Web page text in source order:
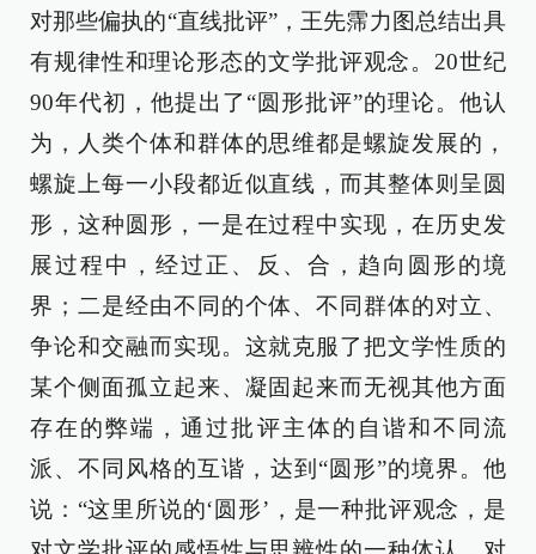
对那些偏执的“直线批评”，王先霈力图总结出具
有规律性和理论形态的文学批评观念。20世纪
90年代初，他提出了“圆形批评”的理论。他认
为，人类个体和群体的思维都是螺旋发展的，
螺旋上每一小段都近似直线，而其整体则呈圆
形，这种圆形，一是在过程中实现，在历史发
展过程中，经过正、反、合，趋向圆形的境
界；二是经由不同的个体、不同群体的对立、
争论和交融而实现。这就克服了把文学性质的
某个侧面孤立起来、凝固起来而无视其他方面
存在的弊端，通过批评主体的自谐和不同流
派、不同风格的互谐，达到“圆形”的境界。他
说：“这里所说的‘圆形’，是一种批评观念，是